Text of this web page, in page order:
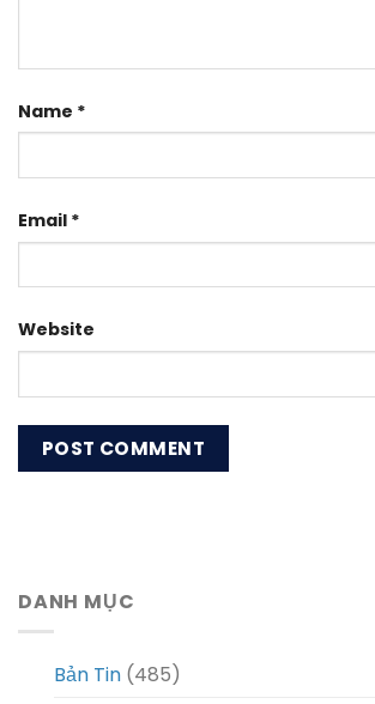
Name *
Email *
Website
DANH MỤC
Bản Tin (485)